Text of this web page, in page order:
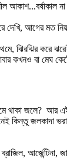
দেখি, আগের মত
ঝিরঝির করে
কখনও বা মেঘ
থাকা জলে? আর
কিন্তু জলকাদা
আর্জেন্টিনা,